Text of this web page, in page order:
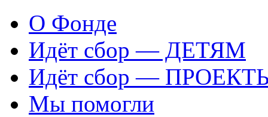
О Фонде
Идёт сбор — ДЕТЯМ
Идёт сбор —
Мы помогли